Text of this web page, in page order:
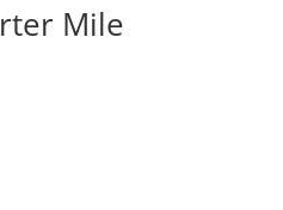
Mile